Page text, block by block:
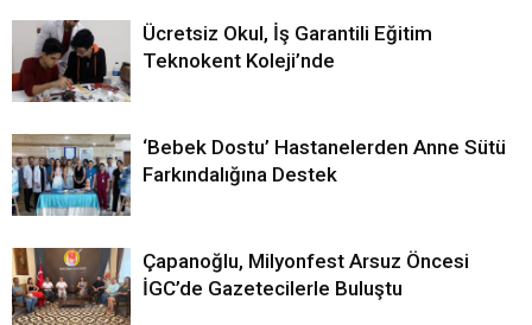
Ücretsiz Okul, İş Garantili Eğitim
Teknokent Koleji’nde
‘Bebek Dostu’ Hastanelerden Anne Sütü
Farkındalığına Destek
Çapanoğlu, Milyonfest Arsuz Öncesi
İGC’de Gazetecilerle Buluştu